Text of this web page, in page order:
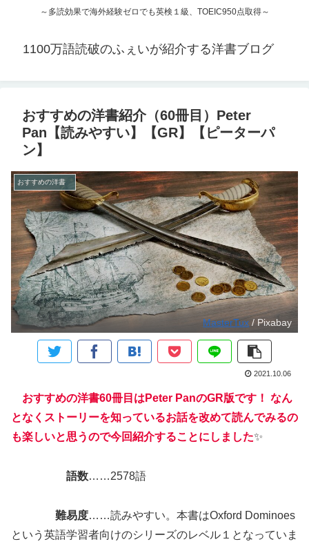
～多読効果で海外経験ゼロでも英検１級、TOEIC950点取得～
1100万語読破のふぇいが紹介する洋書ブログ
おすすめの洋書紹介（60冊目）Peter
Pan【読みやすい】【GR】【ピーターパ
ン】
おすすめの洋書
MasterTux / Pixabay
2021.10.06
おすすめの洋書60冊目はPeter PanのGR版です！ なん
となくストーリーを知っているお話を改めて読んでみるの
も楽しいと思うので今回紹介することにしました✨
語数……2578語
難易度……読みやすい。本書はOxford Dominoes
という英語学習者向けのシリーズのレベル１となっていま